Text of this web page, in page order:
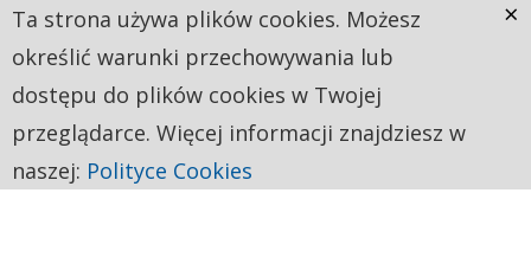
Ta strona używa plików cookies. Możesz
określić warunki przechowywania lub
dostępu do plików cookies w Twojej
przeglądarce. Więcej informacji znajdziesz w
naszej: Polityce Cookies
×